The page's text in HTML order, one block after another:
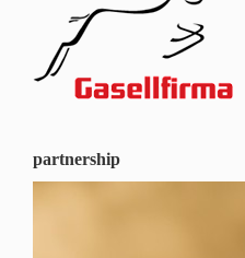
partnership